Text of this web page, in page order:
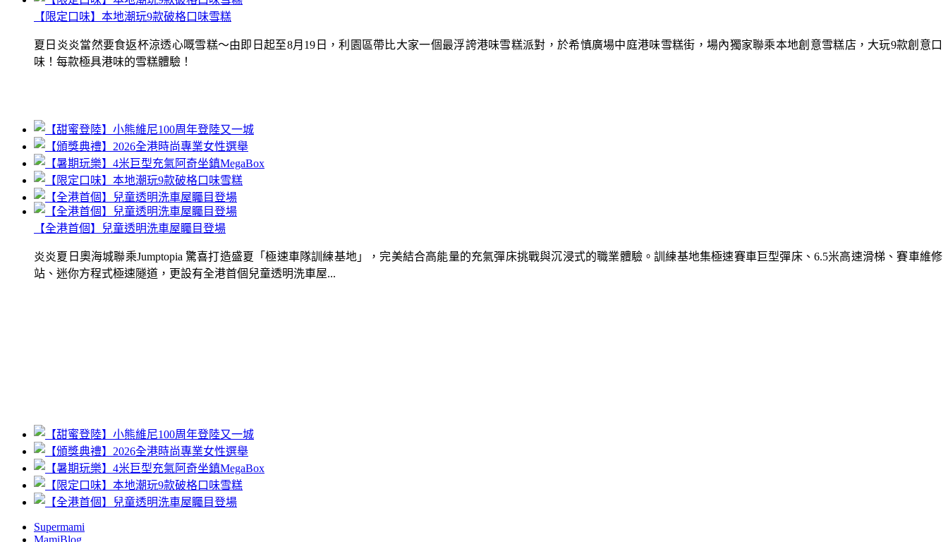
【限定口味】本地潮玩9款破格口味雪糕
夏日炎炎當然要食返杯涼透心嘅雪糕～由即日起至8月19日，利園區帶比大家一個最浮誇港味雪糕派對，於希慎廣場中庭港味雪糕街，場內獨家聯乘本地創意雪糕店，大玩9款創意口
味！每款極具港味的雪糕體驗！
【全港首個】兒童透明洗車屋矚目登場
炎炎夏日奧海城聯乘Jumptopia 驚喜打造盛夏「極速車隊訓練基地」，完美結合高能量的充氣彈床挑戰與沉浸式的職業體驗。訓練基地集極速賽車巨型彈床、6.5米高速滑梯、賽車維修
站、迷你方程式極速隧道，更設有全港首個兒童透明洗車屋...
Supermami
MamiBlog